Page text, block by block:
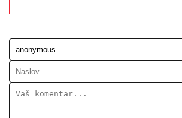
"Pali" pljačkaši iz
poznatu brzu hranu, a